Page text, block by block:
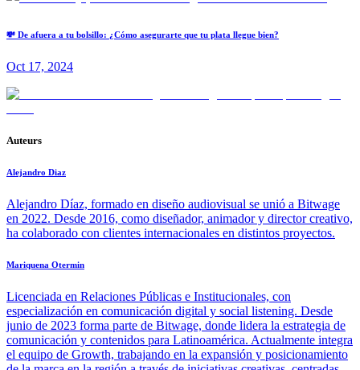
💸 De afuera a tu bolsillo: ¿Cómo asegurarte que tu plata llegue bien?
Oct 17, 2024
Auteurs
Alejandro Diaz
Alejandro Díaz, formado en diseño audiovisual se unió a Bitwage
en 2022. Desde 2016, como diseñador, animador y director creativo,
ha colaborado con clientes internacionales en distintos proyectos.
Mariquena Otermin
Licenciada en Relaciones Públicas e Institucionales, con
especialización en comunicación digital y social listening. Desde
junio de 2023 forma parte de Bitwage, donde lidera la estrategia de
comunicación y contenidos para Latinoamérica. Actualmente integra
el equipo de Growth, trabajando en la expansión y posicionamiento